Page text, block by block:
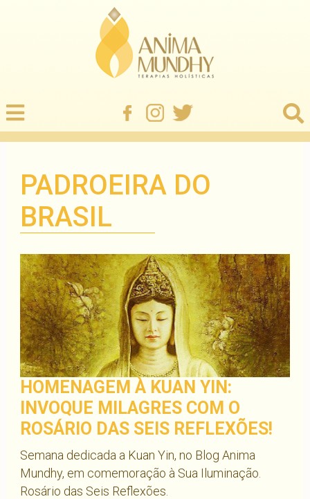
PADROEIRA DO
BRASIL
HOMENAGEM À KUAN YIN:
INVOQUE MILAGRES COM O
ROSÁRIO DAS SEIS REFLEXÕES!
Semana dedicada a Kuan Yin, no Blog Anima
Mundhy, em comemoração à Sua Iluminação.
Rosário das Seis Reflexões.